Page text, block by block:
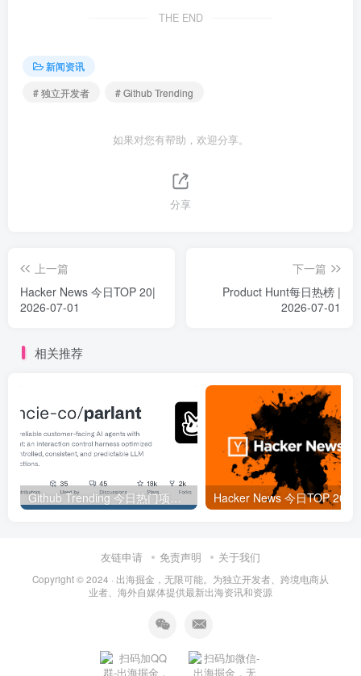
THE END
新闻资讯
# 独立开发者
# Github Trending
如果对您有帮助，欢迎分享。
分享
上一篇
Hacker News 今日TOP 20|
2026-07-01
下一篇
Product Hunt每日热榜 |
2026-07-01
相关推荐
Github Trending 今日热门项目 | 2025-09-06
友链申请 免责声明 关于我们
Copyright © 2024 · 出海掘金，无限可能。为独立开发者、跨境电商从
业者、海外自媒体提供最新出海资讯和资源